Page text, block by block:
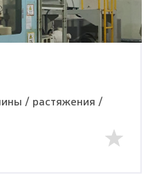
/ растяжения /